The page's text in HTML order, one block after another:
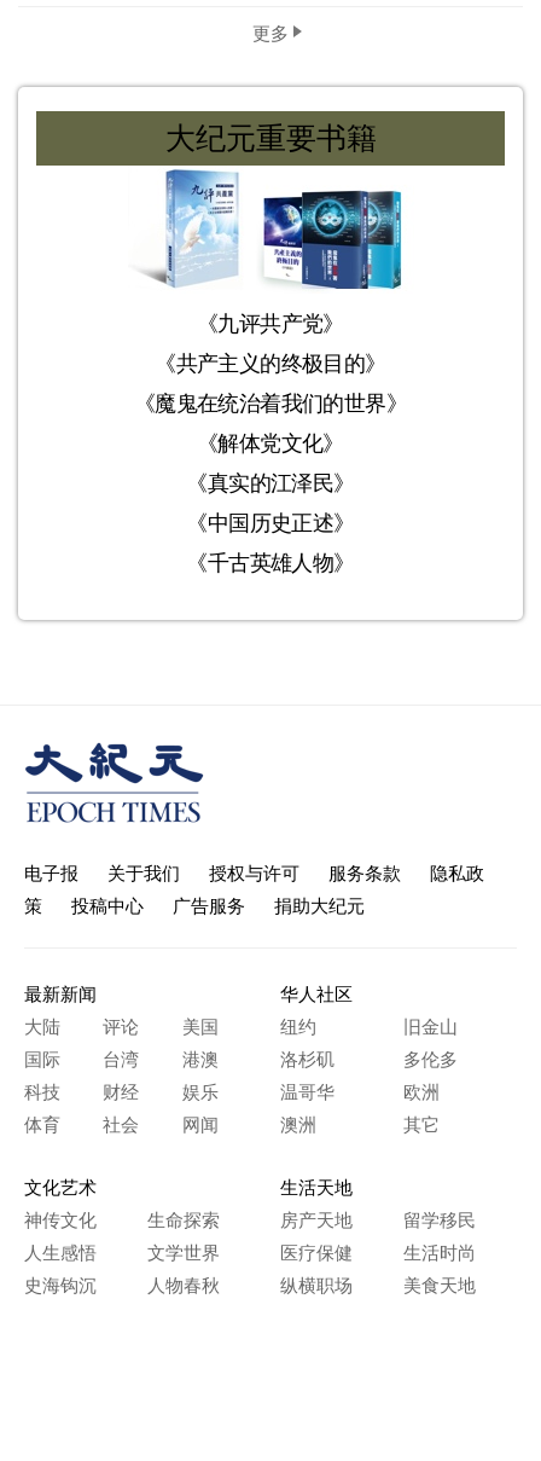
更多
大纪元重要书籍
《九评共产党》
《共产主义的终极目的》
《魔鬼在统治着我们的世界》
《解体党文化》
《真实的江泽民》
《中国历史正述》
《千古英雄人物》
电子报 关于我们 授权与许可 服务条款
隐私政
策
投稿中心 广告服务 捐助大纪元
最新新闻
大陆
评论
美国
国际
台湾
港澳
科技
财经
娱乐
体育
社会 网闻
华人社区
纽约
旧金山
洛杉矶
多伦多
温哥华
欧洲
澳洲
其它
文化艺术
神传文化
生命探索
人生感悟
文学世界
史海钩沉
人物春秋
生活天地
房产天地
留学移民
医疗保健
生活时尚
纵横职场
美食天地